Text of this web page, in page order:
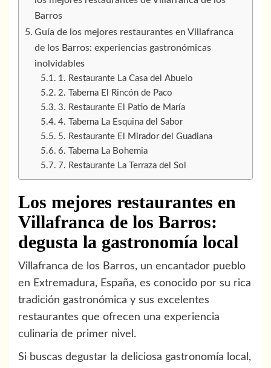
Barros
Guía de los mejores restaurantes en Villafranca
de los Barros: experiencias gastronómicas
inolvidables
1. Restaurante La Casa del Abuelo
2. Taberna El Rincón de Paco
3. Restaurante El Patio de María
4. Taberna La Esquina del Sabor
5. Restaurante El Mirador del Guadiana
6. Taberna La Bohemia
7. Restaurante La Terraza del Sol
Los mejores restaurantes en
Villafranca de los Barros:
degusta la gastronomía local
Villafranca de los Barros, un encantador pueblo
en Extremadura, España, es conocido por su rica
tradición gastronómica y sus excelentes
restaurantes que ofrecen una experiencia
culinaria de primer nivel.
Si buscas degustar la deliciosa gastronomía local,